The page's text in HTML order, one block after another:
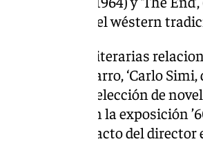
la magia del wéstern
obras literarias
Fernando Navarro, ‘Carlo
Simi, y una selección de
se contará con la exposición
destacará el impacto del